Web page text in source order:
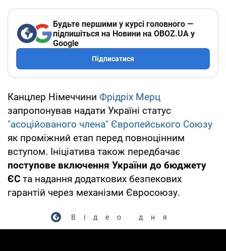
Будьте першими у курсі головного —
підпишіться на Новини на OBOZ.UA у
Google
Підписатися
Канцлер Німеччини Фрідріх Мерц
запропонував надати Україні статус
"асоційованого члена" Європейського Союзу
як проміжний етап перед повноцінним
вступом. Ініціатива також передбачає
поступове включення України до бюджету
ЄС та надання додаткових безпекових
гарантій через механізми Євросоюзу.
Відео дня